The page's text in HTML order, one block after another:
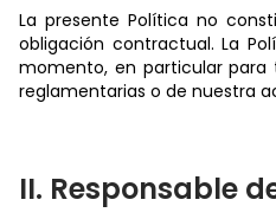
La presente Política no
obligación contractual. La
momento, en particular para
reglamentarias o de nuestra
II. Responsable